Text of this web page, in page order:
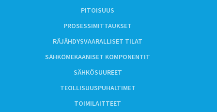
PITOISUUS
PROSESSIMITTAUKSET
RÄJÄHDYSVAARALLISET TILAT
SÄHKÖMEKAANISET KOMPONENTIT
SÄHKÖSUUREET
TEOLLISUUSPUHALTIMET
TOIMILAITTEET